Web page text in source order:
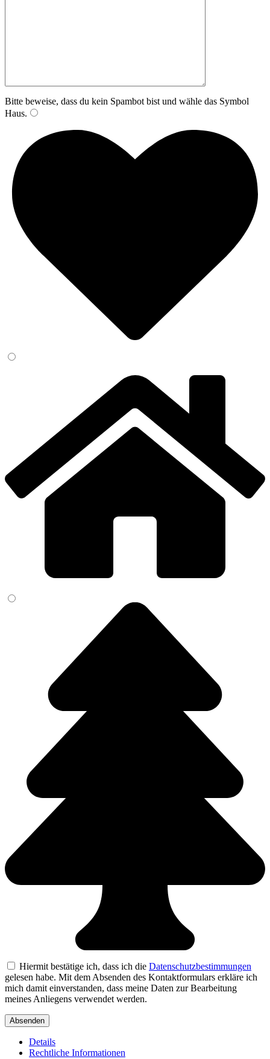
Bitte beweise, dass du kein Spambot bist und wähle das Symbol
Haus.
Hiermit bestätige ich, dass ich die Datenschutzbestimmungen
gelesen habe. Mit dem Absenden des Kontaktformulars erkläre ich
mich damit einverstanden, dass meine Daten zur Bearbeitung
meines Anliegens verwendet werden.
Details
Rechtliche Informationen